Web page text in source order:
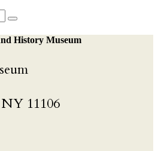
History Museum
11106